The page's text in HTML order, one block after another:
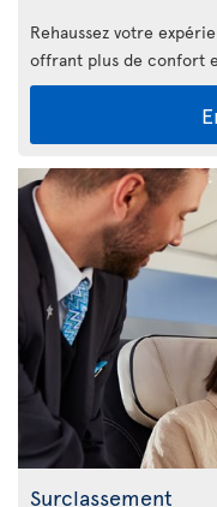
Rehaussez votre
offrant plus de confort
Surclassement